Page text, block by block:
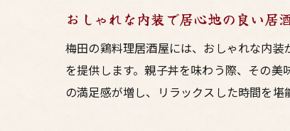
おしゃれな内装で居心地の良い居
梅田の鶏料理居酒屋には、おしゃれな内
を提供します。親子丼を味わう際、その
の満足感が増し、リラックスした時間を